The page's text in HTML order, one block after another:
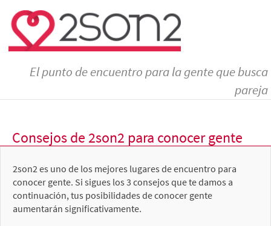
El punto de encuentro para la gente que busca
pareja
Consejos de 2son2 para conocer gente
2son2 es uno de los mejores lugares de encuentro para
conocer gente. Si sigues los 3 consejos que te damos a
continuación, tus posibilidades de conocer gente
aumentarán significativamente.